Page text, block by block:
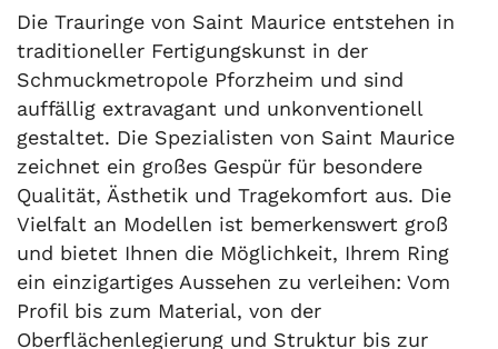
Die Trauringe von Saint Maurice entstehen in
traditioneller Fertigungskunst in der
Schmuckmetropole Pforzheim und sind
auffällig extravagant und unkonventionell
gestaltet. Die Spezialisten von Saint Maurice
zeichnet ein großes Gespür für besondere
Qualität, Ästhetik und Tragekomfort aus. Die
Vielfalt an Modellen ist bemerkenswert groß
und bietet Ihnen die Möglichkeit, Ihrem Ring
ein einzigartiges Aussehen zu verleihen: Vom
Profil bis zum Material, von der
Oberflächenlegierung und Struktur bis zur